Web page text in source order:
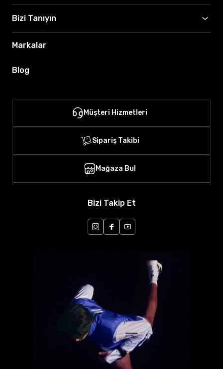
Bizi Tanıyın
Markalar
Blog
Müşteri Hizmetleri
Sipariş Takibi
Mağaza Bul
Bizi Takip Et